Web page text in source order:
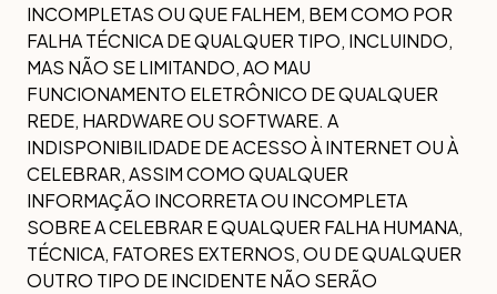
INCOMPLETAS OU QUE FALHEM, BEM COMO POR
FALHA TÉCNICA DE QUALQUER TIPO, INCLUINDO,
MAS NÃO SE LIMITANDO, AO MAU
FUNCIONAMENTO ELETRÔNICO DE QUALQUER
REDE, HARDWARE OU SOFTWARE. A
INDISPONIBILIDADE DE ACESSO À INTERNET OU À
CELEBRAR, ASSIM COMO QUALQUER
INFORMAÇÃO INCORRETA OU INCOMPLETA
SOBRE A CELEBRAR E QUALQUER FALHA HUMANA,
TÉCNICA, FATORES EXTERNOS, OU DE QUALQUER
OUTRO TIPO DE INCIDENTE NÃO SERÃO